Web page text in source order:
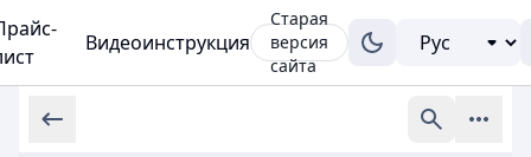
Видеоинструкция
Старая
версия
сайта